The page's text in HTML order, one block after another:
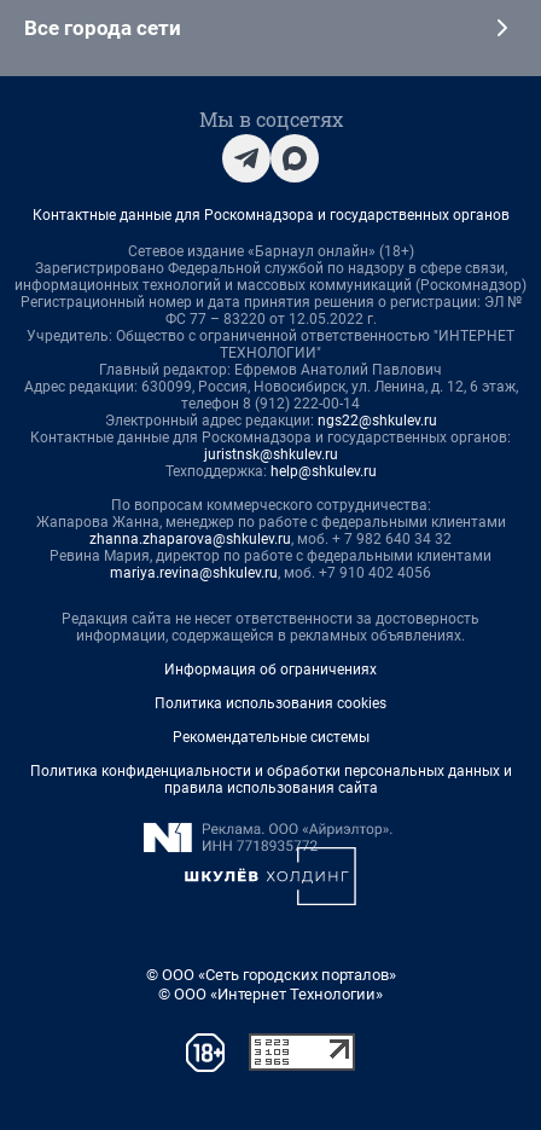
Все города сети
Мы в соцсетях
Контактные данные для Роскомнадзора и государственных органов
Сетевое издание «Барнаул онлайн» (18+)
Зарегистрировано Федеральной службой по надзору в сфере связи,
информационных технологий и массовых коммуникаций (Роскомнадзор)
Регистрационный номер и дата принятия решения о регистрации: ЭЛ №
ФС 77 – 83220 от 12.05.2022 г.
Учредитель: Общество с ограниченной ответственностью "ИНТЕРНЕТ
ТЕХНОЛОГИИ"
Главный редактор: Ефремов Анатолий Павлович
Адрес редакции: 630099, Россия, Новосибирск, ул. Ленина, д. 12, 6 этаж,
телефон 8 (912) 222-00-14
Электронный адрес редакции: ngs22@shkulev.ru
Контактные данные для Роскомнадзора и государственных органов:
juristnsk@shkulev.ru
Техподдержка: help@shkulev.ru
По вопросам коммерческого сотрудничества:
Жапарова Жанна, менеджер по работе с федеральными клиентами
zhanna.zhaparova@shkulev.ru, моб. + 7 982 640 34 32
Ревина Мария, директор по работе с федеральными клиентами
mariya.revina@shkulev.ru, моб. +7 910 402 4056
Редакция сайта не несет ответственности за достоверность
информации, содержащейся в рекламных объявлениях.
Информация об ограничениях
Политика использования cookies
Рекомендательные системы
Политика конфиденциальности и обработки персональных данных и
правила использования сайта
© ООО «Сеть городских порталов»
© ООО «Интернет Технологии»